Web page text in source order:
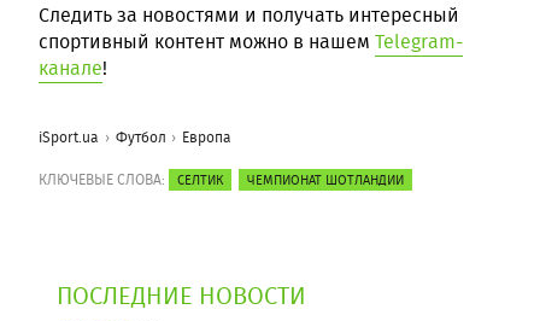
Следить за новостями и получать интересный
спортивный контент можно в нашем Telegram-
канале!
iSport.ua Футбол Европа
КЛЮЧЕВЫЕ СЛОВА: СЕЛТИК ЧЕМПИОНАТ ШОТЛАНДИИ
ПОСЛЕДНИЕ НОВОСТИ